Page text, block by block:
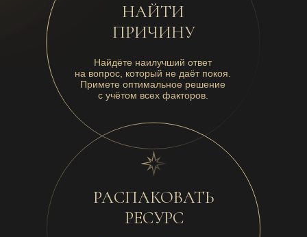
Найдёте наилучший ответ
на вопрос, который не даёт покоя.
Примете оптимальное решение
с учётом всех факторов.
НАЙТИ
ПРИЧИНУ
РАСПАКОВАТЬ
РЕСУРС